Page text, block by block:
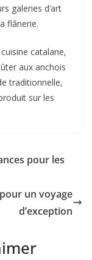
galeries d’art
flânerie.
catalane,
aux anchois
traditionnelle,
sur les
pour les
un voyage
d’exception